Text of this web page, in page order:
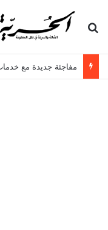
بحث عن
مفاجئة جديدة مع